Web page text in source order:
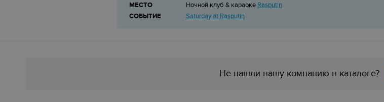
МЕСТО
Ночной клуб & караоке Rasputin
СОБЫТИЕ
Saturday at Rasputin
Не нашли вашу компанию в каталоге?